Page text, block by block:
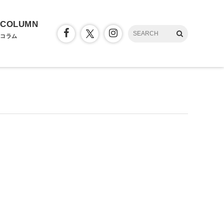
COLUMN
コラム